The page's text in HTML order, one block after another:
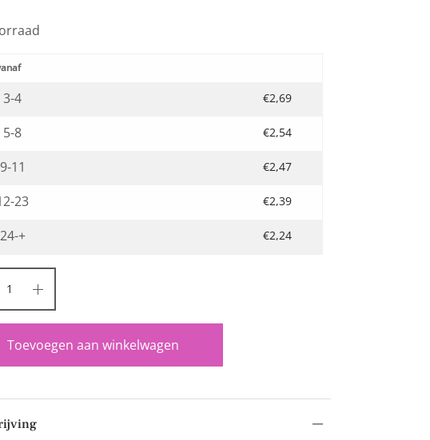
3-4 €2,69
5-8 €2,54
9-11 €2,47
23 €2,39
24-+ €2,24
Toevoegen aan winkelwagen